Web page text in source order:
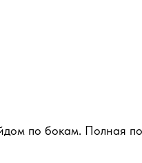
по бокам. Полная